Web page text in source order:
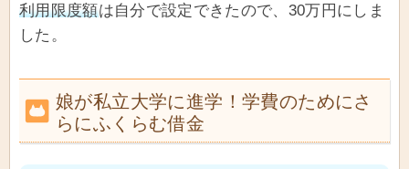
利用限度額は自分で設定できたので、30万円にしま
した。
娘が私立大学に進学！学費のためにさ
らにふくらむ借金